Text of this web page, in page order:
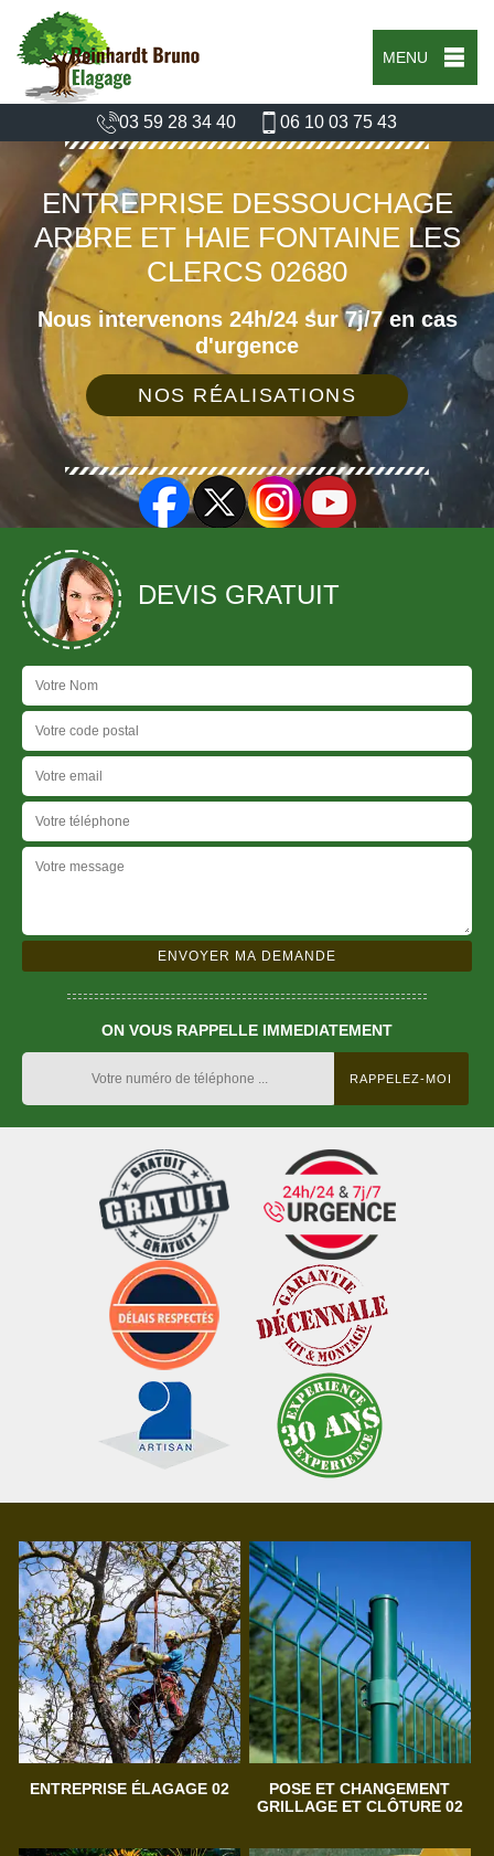
MENU
03 59 28 34 40 06 10 03 75 43
ENTREPRISE DESSOUCHAGE
ARBRE ET HAIE FONTAINE LES
CLERCS 02680
Nous intervenons 24h/24 sur 7j/7 en cas
d'urgence
NOS RÉALISATIONS
DEVIS GRATUIT
ON VOUS RAPPELLE IMMEDIATEMENT
ENTREPRISE ÉLAGAGE 02
POSE ET CHANGEMENT
GRILLAGE ET CLÔTURE 02